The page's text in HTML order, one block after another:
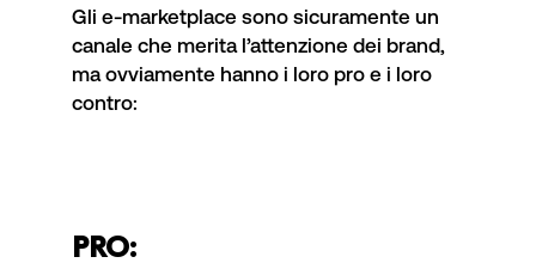
Gli e-marketplace sono sicuramente un
canale che merita l’attenzione dei brand,
ma ovviamente hanno i loro pro e i loro
contro:
PRO: